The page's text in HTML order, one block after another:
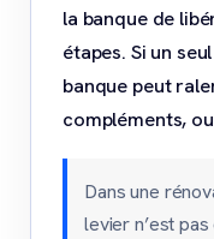
la banque de
étapes. Si un
banque peut
compléments,
Dans une
levier n’est pas